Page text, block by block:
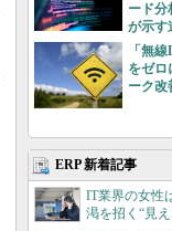
ード分
が示す
「無
をゼ
ーク改
ERP 新着記事
IT業界の女性
渇を招く“見